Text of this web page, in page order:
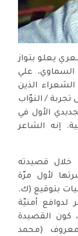
يعلو بتواز
علي
الذين
تجربة / النوّاب
الأول في
إنه الشاعر
خلال قصيدته
لأول مرّة
بتوقيع (ك.
لدوافع أمنيّة
كون القصيدة
(محمد